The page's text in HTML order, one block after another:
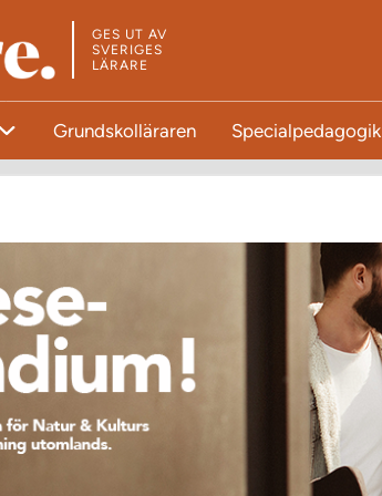
GES UT AV
SVERIGES
LÄRARE
Grundskolläraren Specialpedagogik